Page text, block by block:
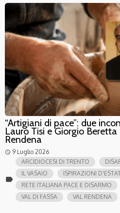
“Artigiani di pace”: due
Lauro Tisi e Giorgio Beretta
Rendena
access_time 9 Luglio 2026
label
ARCIDIOCESI DI TRENTO
IL VASAIO
ISPIRAZIONI
RETE ITALIANA PACE E DISARMO
VAL DI FASSA
VAL RENDENA